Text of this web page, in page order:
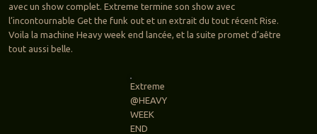
avec un show complet. Extreme termine son show avec
l’incontournable Get the funk out et un extrait du tout récent Rise.
Voila la machine Heavy week end lancée, et la suite promet d’aêtre
tout aussi belle.
Extreme
@HEAVY
WEEK
END